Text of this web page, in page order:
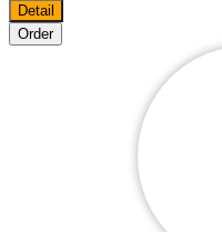
Detail
Order